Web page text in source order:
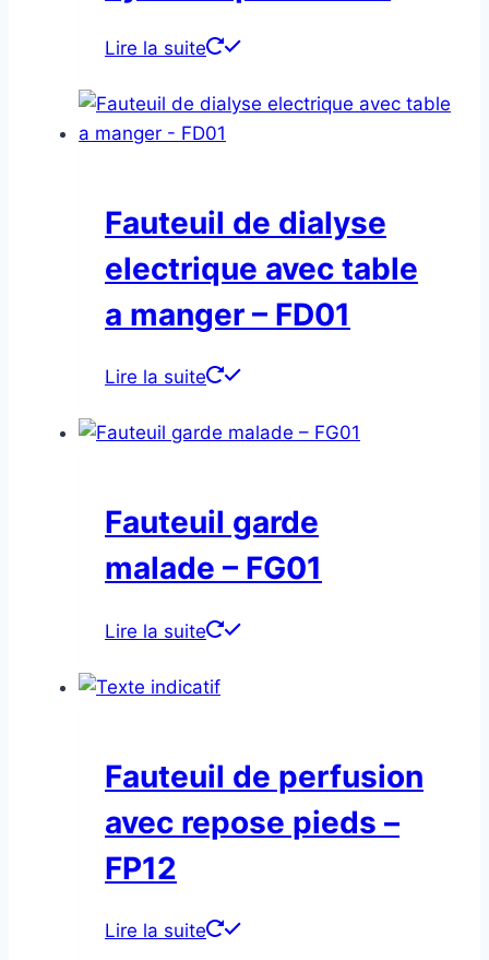
Lire la suite
Fauteuil de dialyse
electrique avec table
a manger – FD01
Lire la suite
Fauteuil garde
malade – FG01
Lire la suite
Fauteuil de perfusion
avec repose pieds –
FP12
Lire la suite